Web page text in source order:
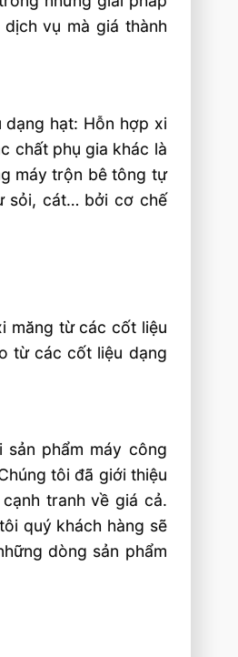
vụ mà giá thành
hạt: Hỗn hợp xi
chất phụ gia khác là
máy trộn bê tông tự
sỏi, cát… bởi cơ chế
măng từ các cốt liệu
từ các cốt liệu dạng
phẩm máy công
tôi đã giới thiệu
tranh về giá cả.
quý khách hàng sẽ
dòng sản phẩm